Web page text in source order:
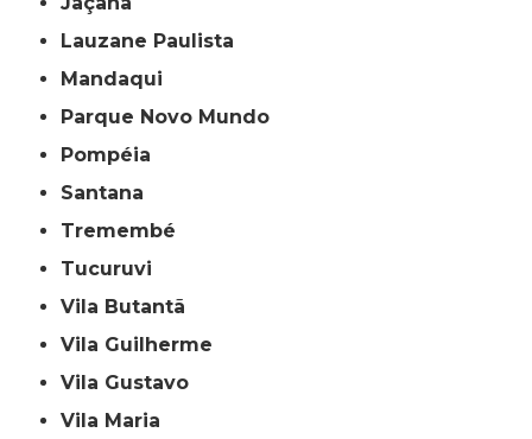
Lauzane Paulista
Mandaqui
Parque Novo Mundo
Pompéia
Santana
Tremembé
Tucuruvi
Vila Butantã
Vila Guilherme
Vila Gustavo
Vila Maria